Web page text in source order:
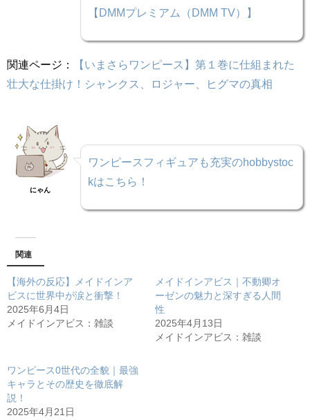
【DMMプレミアム（DMM TV）】
関連ページ：
【いまさらワンピース】第１巻に仕組まれた
壮大な仕掛け！シャンクス、ロジャー、ヒグマの真相
にゃん
ワンピースフィギュアも充実のhobbystoc
kはこちら！
関連
【海外の反応】メイドインア
ビスに世界中が涙と衝撃！
2025年6月4日
メイドインアビス：雑談
メイドインアビス｜不動卿オ
ーゼンの魅力と深すぎる人間
性
2025年4月13日
メイドインアビス：雑談
ワンピース0世代の全貌｜最強
キャラとその歴史を徹底解
説！
2025年4月21日